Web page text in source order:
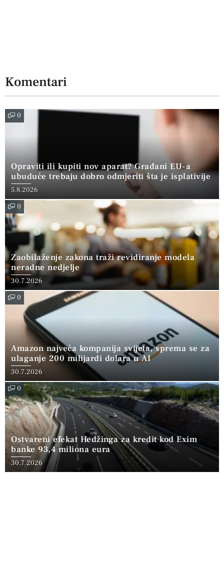
Komentari
0
Opraviti ili kupiti nov aparat? Građani EU-a
ubuduće trebaju dobro odmjeriti šta je isplativije
5.8.2026
0
Zaobilaženje zakona traži revidiranje modela
neradne nedjelje
30.7.2026
0
Amazon najveća kompanija svijeta, sprema se za
ulaganje 200 milijardi dolara u AI
30.7.2026
0
Ostvareni efekat Hedžinga za kredit kod Exim
banke 93,4 miliona eura
30.7.2026